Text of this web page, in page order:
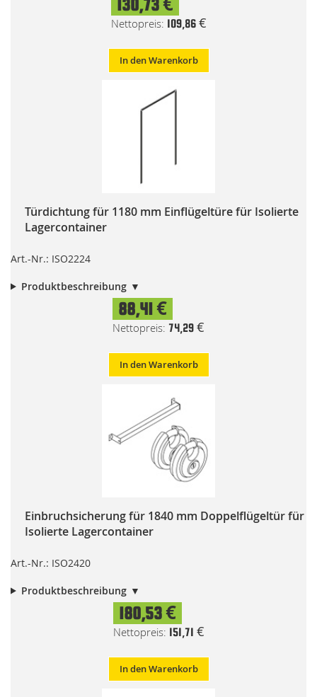
130,73 €
109,86 €
In den Warenkorb
Türdichtung für 1180 mm Einflügeltüre für Isolierte
Lagercontainer
Art.-Nr.: ISO2224
Produktbeschreibung
88,41 €
74,29 €
In den Warenkorb
Einbruchsicherung für 1840 mm Doppelflügeltür für
Isolierte Lagercontainer
Art.-Nr.: ISO2420
Produktbeschreibung
180,53 €
151,71 €
In den Warenkorb